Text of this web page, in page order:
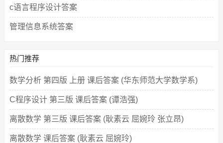
c语言程序设计答案
管理信息系统答案
热门推荐
数学分析 第四版 上册 课后答案 (华东师范大学数学系)
C程序设计 第三版 课后答案 (谭浩强)
离散数学 第三版 课后答案 (耿素云 屈婉玲 张立昂)
离散数学 课后答案 (耿素云 屈婉玲)